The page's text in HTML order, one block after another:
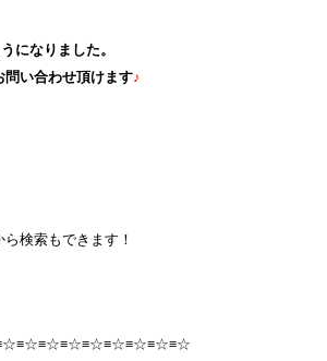
になりました。
問い合わせ頂けます♪
検索もできます！